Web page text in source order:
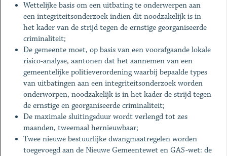
Wettelijke basis om een uitbating te onderwerpen aan
een integriteitsonderzoek indien dit noodzakelijk is in
het kader van de strijd tegen de ernstige georganiseerde
criminaliteit;
De gemeente moet, op basis van een voorafgaande lokale
risico-analyse, aantonen dat het aannemen van een
gemeentelijke politieverordening waarbij bepaalde types
van uitbatingen aan een integriteitsonderzoek worden
onderworpen, noodzakelijk is in het kader de strijd tegen
de ernstige en georganiseerde criminaliteit;
De maximale sluitingsduur wordt verlengd tot zes
maanden, tweemaal hernieuwbaar;
Twee nieuwe bestuurlijke dwangmaatregelen worden
toegevoegd aan de Nieuwe Gemeentewet en GAS-wet: de